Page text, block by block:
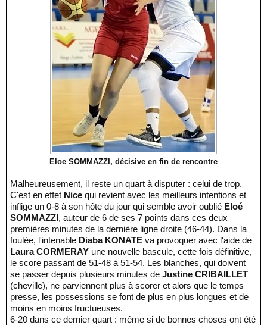
Eloe SOMMAZZI, décisive en fin de rencontre
Malheureusement, il reste un quart à disputer : celui de trop.
C'est en effet Nice qui revient avec les meilleurs intentions et
inflige un 0-8 à son hôte du jour qui semble avoir oublié Eloé
SOMMAZZI, auteur de 6 de ses 7 points dans ces deux
premières minutes de la dernière ligne droite (46-44). Dans la
foulée, l'intenable Diaba KONATE va provoquer avec l'aide de
Laura CORMERAY une nouvelle bascule, cette fois définitive,
le score passant de 51-48 à 51-54. Les blanches, qui doivent
se passer depuis plusieurs minutes de Justine CRIBAILLET
(cheville), ne parviennent plus à scorer et alors que le temps
presse, les possessions se font de plus en plus longues et de
moins en moins fructueuses.
6-20 dans ce dernier quart : même si de bonnes choses ont été